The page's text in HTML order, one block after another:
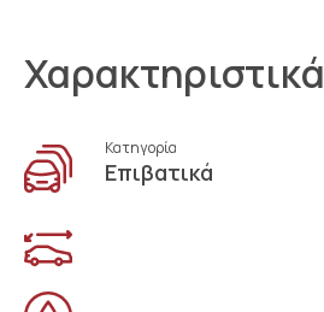
Χαρακτηριστικά
Κατηγορία
Επιβατικά